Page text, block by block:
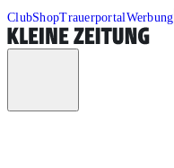
ClubShopTrauerportalWerbung